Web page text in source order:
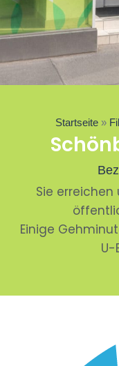
Startseite »
Sie
Einige
U-